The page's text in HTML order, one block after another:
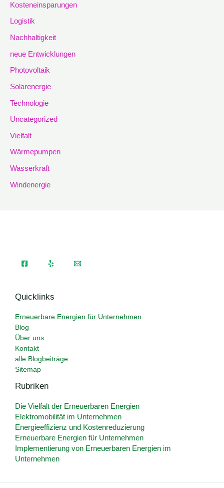
Kosteneinsparungen
Logistik
Nachhaltigkeit
neue Entwicklungen
Photovoltaik
Solarenergie
Technologie
Uncategorized
Vielfalt
Wärmepumpen
Wasserkraft
Windenergie
Quicklinks
Erneuerbare Energien für Unternehmen
Blog
Über uns
Kontakt
alle Blogbeiträge
Sitemap
Rubriken
Die Vielfalt der Erneuerbaren Energien
Elektromobilität im Unternehmen
Energieeffizienz und Kostenreduzierung
Erneuerbare Energien für Unternehmen
Implementierung von Erneuerbaren Energien im
Unternehmen